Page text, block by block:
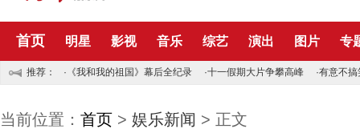
首页 明星 影视 音乐 综艺 演出 图片 专
推荐： · 《我和我的祖国》幕后全纪录 ·十一假期大片争攀高峰 ·有意不搞
当前位置： 首页 > 娱乐新闻 > 正文